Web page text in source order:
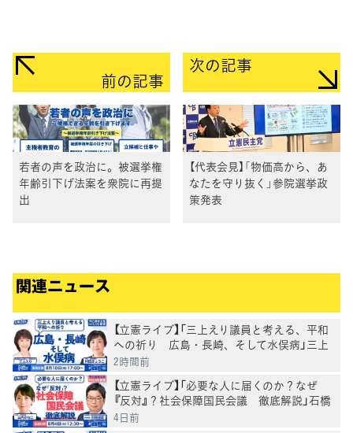
前の記事
若者の声を政治に。被選挙権
年齢引下げ法案を衆院に再提
出
次の記事
【代表会見】「物価高から、あ
なたを守り抜く」参院選挙政
策発表
関連ニュース
【立憲ライブ】「三上えり議員と考える、平和
への祈り 広島・長崎、そして水俣病」三上
えり×村田きょうこ
2時間前
【立憲ライブ】「必要な人に届くのか？なぜ
『反対』？社会保障国民会議 徹底解説」石橋
通宏×山内かなこ
4日前